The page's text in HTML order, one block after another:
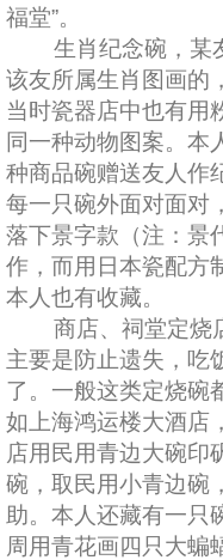
福堂”。
生肖纪念碗，某友
该友所属生肖图画的
当时瓷器店中也有用
同一种动物图案。本
种商品碗赠送友人作
每一只碗外面对面对
落下景字款（注：景
作，而用日本瓷配方
本人也有收藏。
商店、祠堂定烧店
主要是防止遗失，吃
了。一般这类定烧碗
如上海鸿运楼大酒店
店用民用青边大碗印
碗，取民用小青边碗
助。本人还藏有一只
周用青花画四只大蝙